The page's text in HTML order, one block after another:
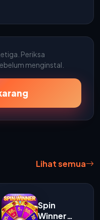
Periksa
menginstal.
Lihat semua
Spin
Winner